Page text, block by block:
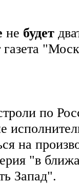
не будет
по
на
"в
Запад".